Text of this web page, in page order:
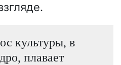
культуры, в
плавает